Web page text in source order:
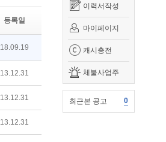
이력서작성
마이페이지
캐시충전
체불사업주
최근본 공고 0
등록일
18.09.19
13.12.31
13.12.31
13.12.31